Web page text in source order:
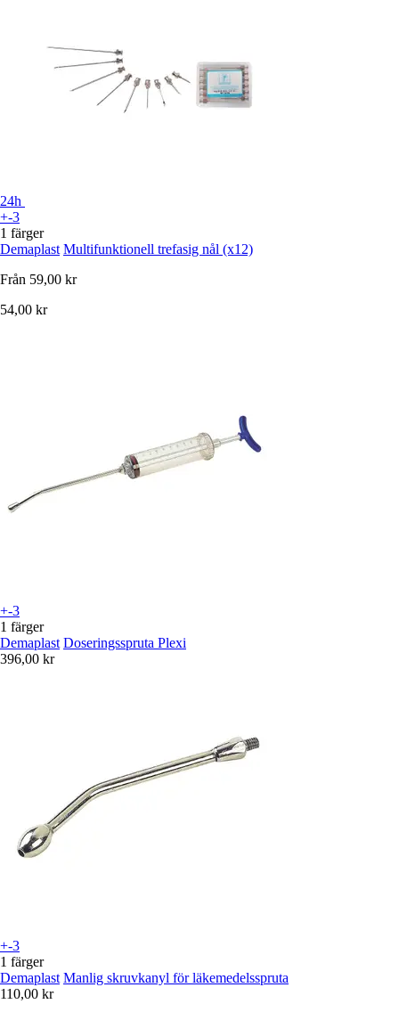
24h
+-3
1 färger
Demaplast Multifunktionell trefasig nål (x12)
Från 59,00 kr
54,00 kr
+-3
1 färger
Demaplast Doseringsspruta Plexi
396,00 kr
+-3
1 färger
Demaplast Manlig skruvkanyl för läkemedelsspruta
110,00 kr